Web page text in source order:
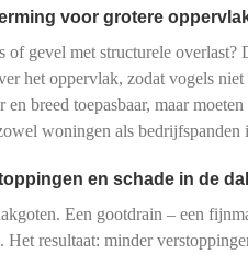
voor grotere
gevel met structurele overlast?
het oppervlak, zodat vogels
breed toepasbaar, maar
woningen als bedrijfspanden
en schade in de
Een gootdrain – een
resultaat: minder